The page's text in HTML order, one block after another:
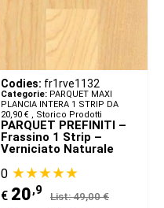
Codies: fr1rve1132
Categorie: PARQUET MAXI
PLANCIA INTERA 1 STRIP DA
20,90 € ​
Storico Prodotti
PARQUET PREFINITI –
Frassino 1 Strip –
Verniciato Naturale
0 ★★★★★
€ 20,9 List: 49,00 €